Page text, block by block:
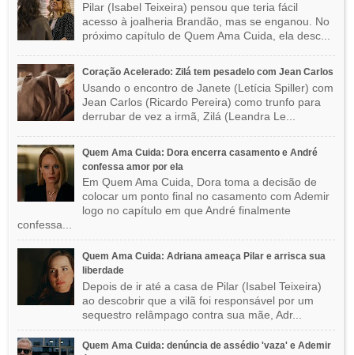
Pilar (Isabel Teixeira) pensou que teria fácil
acesso à joalheria Brandão, mas se enganou. No
próximo capítulo de Quem Ama Cuida, ela desc...
Coração Acelerado: Zilá tem pesadelo com Jean Carlos
Usando o encontro de Janete (Letícia Spiller) com
Jean Carlos (Ricardo Pereira) como trunfo para
derrubar de vez a irmã, Zilá (Leandra Le...
Quem Ama Cuida: Dora encerra casamento e André
confessa amor por ela
Em Quem Ama Cuida, Dora toma a decisão de
colocar um ponto final no casamento com Ademir
logo no capítulo em que André finalmente
confessa...
Quem Ama Cuida: Adriana ameaça Pilar e arrisca sua
liberdade
Depois de ir até a casa de Pilar (Isabel Teixeira)
ao descobrir que a vilã foi responsável por um
sequestro relâmpago contra sua mãe, Adr...
Quem Ama Cuida: denúncia de assédio 'vaza' e Ademir